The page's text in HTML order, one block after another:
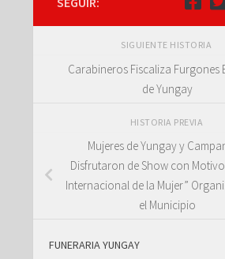
SIGUIENTE HISTORIA
Carabineros Fiscaliza Furgones
de Yungay
HISTORIA PREVIA
Mujeres de Yungay y
Disfrutaron de Show con Motivo
Internacional de la Mujer”
el Municipio
FUNERARIA YUNGAY